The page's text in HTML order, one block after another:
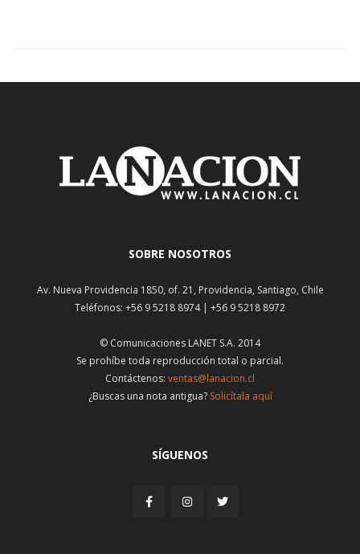
SOBRE NOSOTROS
Av. Nueva Providencia 1850, of. 21, Providencia, Santiago, Chile
Teléfonos: +56 9 5218 8974 | +56 9 5218 8972
© Comunicaciones LANET S.A. 2014
Se prohíbe toda reproducción total o parcial.
Contáctenos: ventas@lanacion.cl
¿Buscas una nota antigua? Solicítala aquí
SÍGUENOS